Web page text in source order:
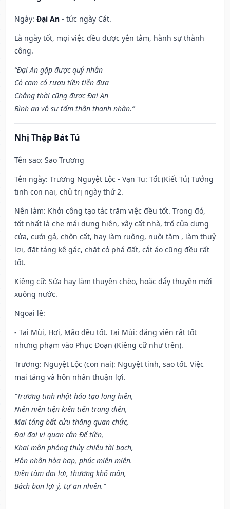
Ngày: Đại An - tức ngày Cát.
Là ngày tốt, mọi việc đều được yên tâm, hành sự thành
công.
“Đại An gặp được quý nhân
Có cơm có rượu tiền tiễn đưa
Chẳng thời cũng được Đại An
Bình an vô sự tấm thân thanh nhàn.”
Nhị Thập Bát Tú
Tên sao: Sao Trương
Tên ngày: Trương Nguyệt Lộc - Vạn Tu: Tốt (Kiết Tú) Tướng
tinh con nai, chủ trị ngày thứ 2.
Nên làm: Khởi công tạo tác trăm việc đều tốt. Trong đó,
tốt nhất là che mái dựng hiên, xây cất nhà, trổ cửa dựng
cửa, cưới gả, chôn cất, hay làm ruộng, nuôi tằm , làm thuỷ
lợi, đặt táng kê gác, chặt cỏ phá đất, cắt áo cũng đều rất
tốt.
Kiêng cữ: Sửa hay làm thuyền chèo, hoặc đẩy thuyền mới
xuống nước.
Ngoại lệ:
- Tại Mùi, Hợi, Mão đều tốt. Tại Mùi: đăng viên rất tốt
nhưng phạm vào Phục Đoạn (Kiêng cữ như trên).
Trương: Nguyệt Lộc (con nai): Nguyệt tinh, sao tốt. Việc
mai táng và hôn nhân thuận lợi.
“Trương tinh nhật hảo tạo long hiên,
Niên niên tiện kiến tiến trang điền,
Mai táng bất cửu thăng quan chức,
Đại đại vi quan cận Đế tiền,
Khai môn phóng thủy chiêu tài bạch,
Hôn nhân hòa hợp, phúc miên miên.
Điền tàm đại lợi, thương khố mãn,
Bách ban lợi ý, tự an nhiên.”